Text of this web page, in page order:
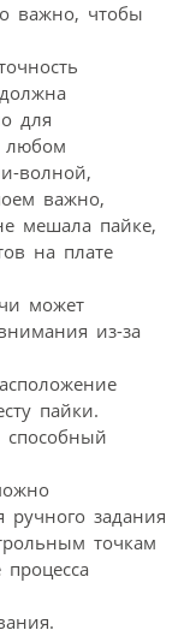
важно, чтобы
для
любом
волной,
важно,
мешала пайке,
на плате
может
из-за
пайки.
способный
ручного задания
точкам